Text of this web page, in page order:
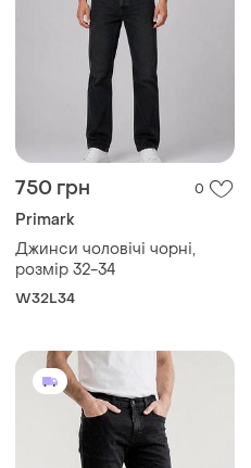
750 грн 0
Primark
Джинси чоловічі чорні,
розмір 32-34
W32L34